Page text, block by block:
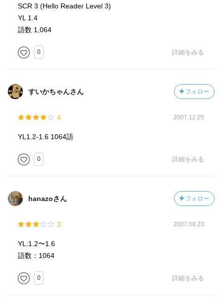
SCR 3 (Hello Reader Level 3)
YL 1.4
語数 1,064
0 詳細をみる
すいかちゃんさん フォロー
4 2007.12.05
YL1.2-1.6 1064語
0 詳細をみる
hanazoさん フォロー
3 2007.08.23
YL:1.2〜1.6
語数：1064
0 詳細をみる